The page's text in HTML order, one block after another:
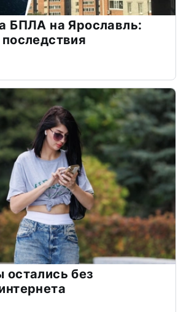
БПЛА на Ярославль:
остались без